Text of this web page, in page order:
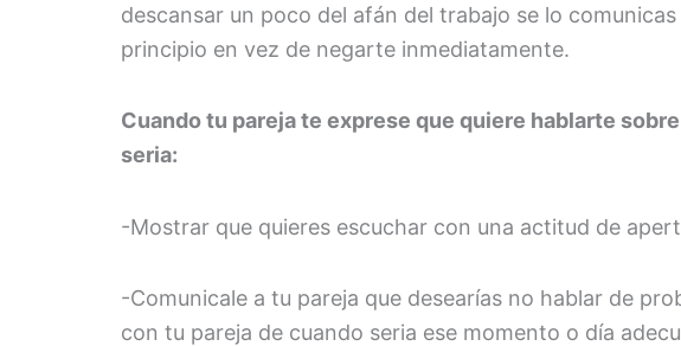
descansar un poco del afán del trabajo se lo
principio en vez de negarte inmediatamente.
Cuando tu pareja te exprese que quiere hablarte
seria:
-Mostrar que quieres escuchar con una actitud de
-Comunicale a tu pareja que desearías no hablar de
con tu pareja de cuando seria ese momento o día